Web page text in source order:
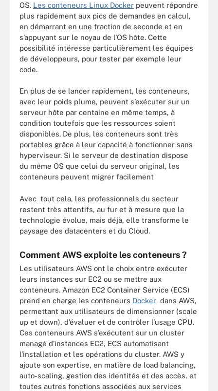
OS. Les conteneurs Linux Docker peuvent répondre
plus rapidement aux pics de demandes en calcul,
en démarrant en une fraction de seconde et en
s’appuyant sur le noyau de l’OS hôte. Cette
possibilité intéresse particulièrement les équipes
de développeurs, pour tester par exemple leur
code.
En plus de se lancer rapidement, les conteneurs,
avec leur poids plume, peuvent s’exécuter sur un
serveur hôte par centaine en même temps, à
condition toutefois que les ressources soient
disponibles. De plus, les conteneurs sont très
portables grâce à leur capacité à fonctionner sans
hyperviseur. Si le serveur de destination dispose
du même OS que celui du serveur original, les
conteneurs peuvent migrer facilement
Avec tout cela, les professionnels du secteur
restent très attentifs, au fur et à mesure que la
technologie évolue, mais déjà, elle transforme le
paysage des datacenters et du Cloud.
Comment AWS exploite les conteneurs ?
Les utilisateurs AWS ont le choix entre exécuter
leurs instances sur EC2 ou se mettre aux
conteneurs. Amazon EC2 Container Service (ECS)
prend en charge les conteneurs Docker dans AWS,
permettant aux utilisateurs de dimensionner (scale
up et down), d’évaluer et de contrôler l’usage CPU.
Ces conteneurs AWS s’exécutent sur un cluster
managé d’instances EC2, ECS automatisant
l’installation et les opérations du cluster. AWS y
ajoute son expertise, en matière de load balancing,
auto-scaling, gestion des identités et des accès, et
toutes autres fonctions associées aux services